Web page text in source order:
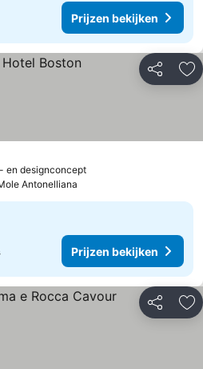
Prijzen bekijken
Delen
en designconcept
Antonelliana
Prijzen bekijken
Delen